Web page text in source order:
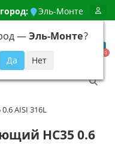
Эль-Монте
—Эль-Монте?
0
AISI 316L
НС35 0.6